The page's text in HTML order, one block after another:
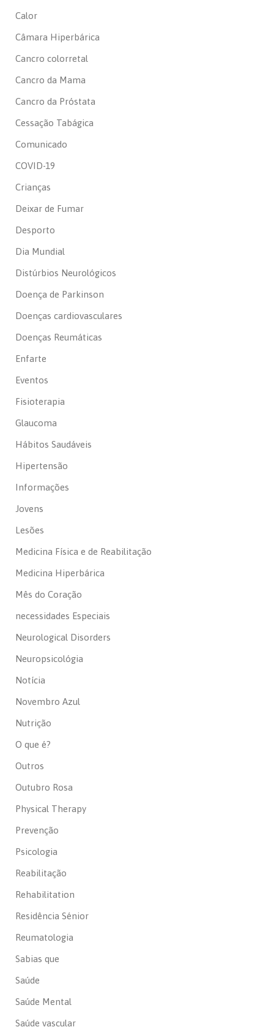
Calor
Câmara Hiperbárica
Cancro colorretal
Cancro da Mama
Cancro da Próstata
Cessação Tabágica
Comunicado
COVID-19
Crianças
Deixar de Fumar
Desporto
Dia Mundial
Distúrbios Neurológicos
Doença de Parkinson
Doenças cardiovasculares
Doenças Reumáticas
Enfarte
Eventos
Fisioterapia
Glaucoma
Hábitos Saudáveis
Hipertensão
Informações
Jovens
Lesões
Medicina Física e de Reabilitação
Medicina Hiperbárica
Mês do Coração
necessidades Especiais
Neurological Disorders
Neuropsicológia
Notícia
Novembro Azul
Nutrição
O que é?
Outros
Outubro Rosa
Physical Therapy
Prevenção
Psicologia
Reabilitação
Rehabilitation
Residência Sénior
Reumatologia
Sabias que
Saúde
Saúde Mental
Saúde vascular